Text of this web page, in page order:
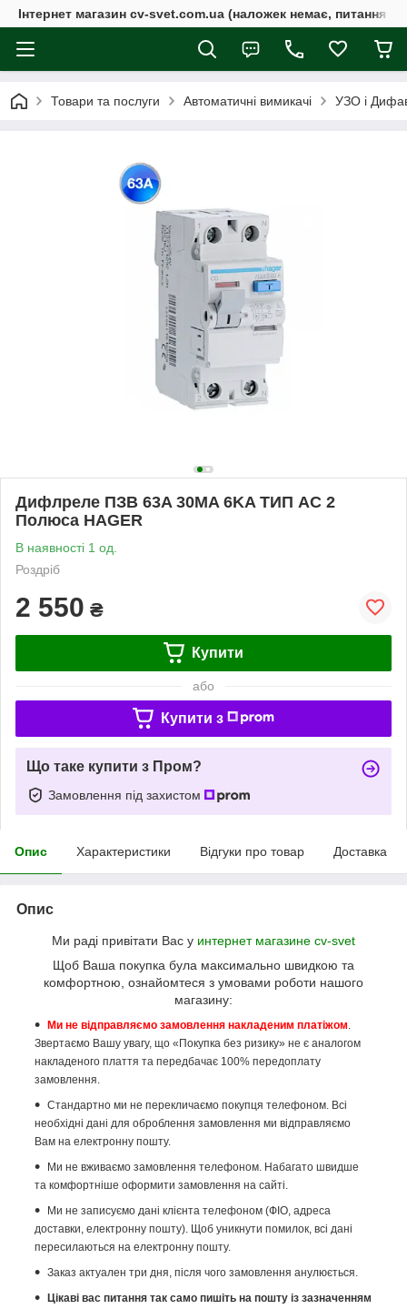
Інтернет магазин cv-svet.com.ua (наложек немає, питання у
Товари та послуги Автоматичні вимикачі УЗО і
Дифлреле ПЗВ 63A 30MA 6KA ТИП AC 2
Полюса HAGER
В наявності 1 од.
Роздріб
2 550 ₴
Купити
або
Купити з
Що таке купити з Пром?
Замовлення під захистом
Опис Характеристики Відгуки про товар Доставка
Опис
Ми раді привітати Вас у интернет магазине cv-svet
Щоб Ваша покупка була максимально швидкою та
комфортною, ознайомтеся з умовами роботи нашого
магазину:
Ми не відправляємо замовлення накладеним платіжом
Звертаємо Вашу увагу, що «Покупка без ризику» не є аналогом
накладеного плаття та передбачає 100% передоплату
замовлення.
Стандартно ми не перекличаємо покупця телефоном. Всі
необхідні дані для оброблення замовлення ми відправляємо
Вам на електронну пошту.
Ми не вживаємо замовлення телефоном. Набагато швидше
та комфортніше оформити замовлення на сайті.
Ми не записуємо дані клієнта телефоном (ФІО, адреса
доставки, електронну пошту). Щоб уникнути помилок, всі дані
пересилаються на електронну пошту.
Заказ актуален три дня, після чого замовлення анулюється.
Цікаві вас питання так само пишіть на пошту із зазначенням